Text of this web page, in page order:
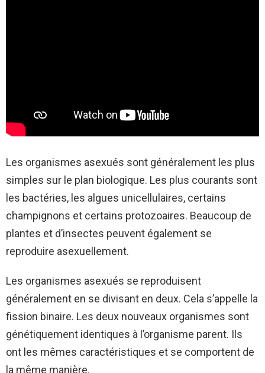
Les organismes asexués sont généralement les plus
simples sur le plan biologique. Les plus courants sont
les bactéries, les algues unicellulaires, certains
champignons et certains protozoaires. Beaucoup de
plantes et d’insectes peuvent également se
reproduire asexuellement.
Les organismes asexués se reproduisent
généralement en se divisant en deux. Cela s’appelle la
fission binaire. Les deux nouveaux organismes sont
génétiquement identiques à l’organisme parent. Ils
ont les mêmes caractéristiques et se comportent de
la même manière.